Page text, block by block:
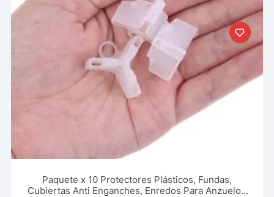
Paquete x 10 Protectores Plásticos, Fundas,
Cubiertas Anti Enganches, Enredos Para Anzuelos